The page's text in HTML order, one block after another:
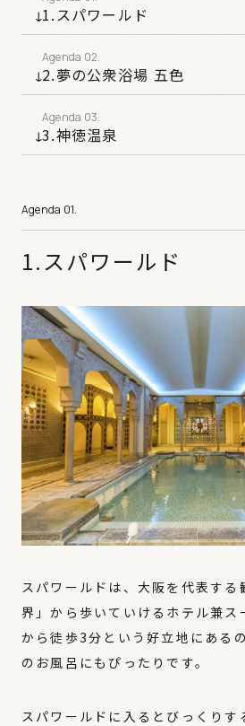
1.スパワールド
2.夢の公衆浴場 五色
3.神徳温泉
1.スパワールド
スパワールドは、大阪を代表する
界」から歩いていけるホテル兼ス
から徒歩3分という好立地にある
のお風呂にもぴったりです。
スパワールドに入るとびっくりす